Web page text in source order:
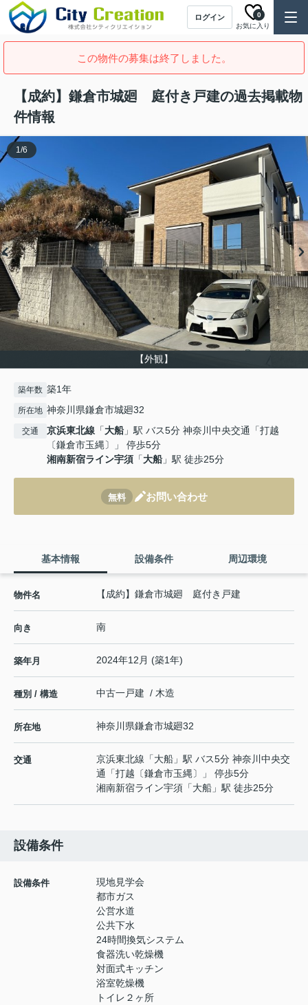
ログイン
お気に入り
0
この物件の募集は終了しました。
【成約】鎌倉市城廻 庭付き戸建の過去掲載物
件情報
【外観】
1/6
築年数 築1年
所在地 神奈川県鎌倉市城廻32
交通 京浜東北線 「大船」駅 バス5分 神奈川中央交通「打越
〔鎌倉市玉縄〕」 停歩5分
湘南新宿ライン宇須 「大船」駅 徒歩25分
無料 お問い合わせ
基本情報 設備条件 周辺環境
物件名 【成約】鎌倉市城廻 庭付き戸建
向き 南
築年月 2024年12月 (築1年)
種別 / 構造 中古一戸建 / 木造
所在地 神奈川県鎌倉市城廻32
交通 京浜東北線 「大船 」駅 バス5分 神奈川中央交
通「打越〔鎌倉市玉縄〕」 停歩5分
湘南新宿ライン宇須 「大船 」駅 徒歩25分
設備条件
設備条件
現地見学会
都市ガス
公営水道
公共下水
24時間換気システム
食器洗い乾燥機
対面式キッチン
浴室乾燥機
トイレ２ヶ所